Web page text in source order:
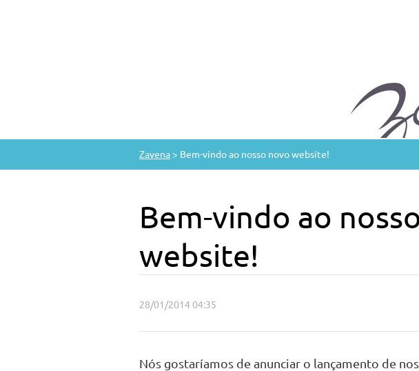
Zavena > Bem-vindo ao nosso novo website!
Bem-vindo ao
website!
28/01/2014 04:35
Nós gostaríamos de anunciar o lançamento de